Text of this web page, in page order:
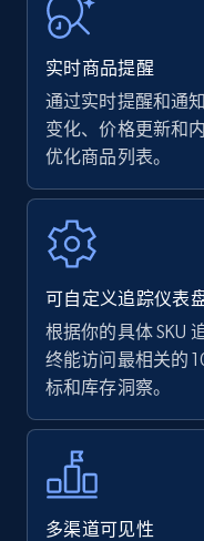
URL, Product
rating object,
Author name, Asin,
7.4K+
Walmart -
Specifications,
more.
5.6K+
Walmart -
using specific
实时商品提醒
通过实时提醒和通
变化、价格更新和
优化商品列表。
可自定义追踪仪表
根据你的具体 SKU
终能访问最相关的
标和库存洞察。
多渠道可见性